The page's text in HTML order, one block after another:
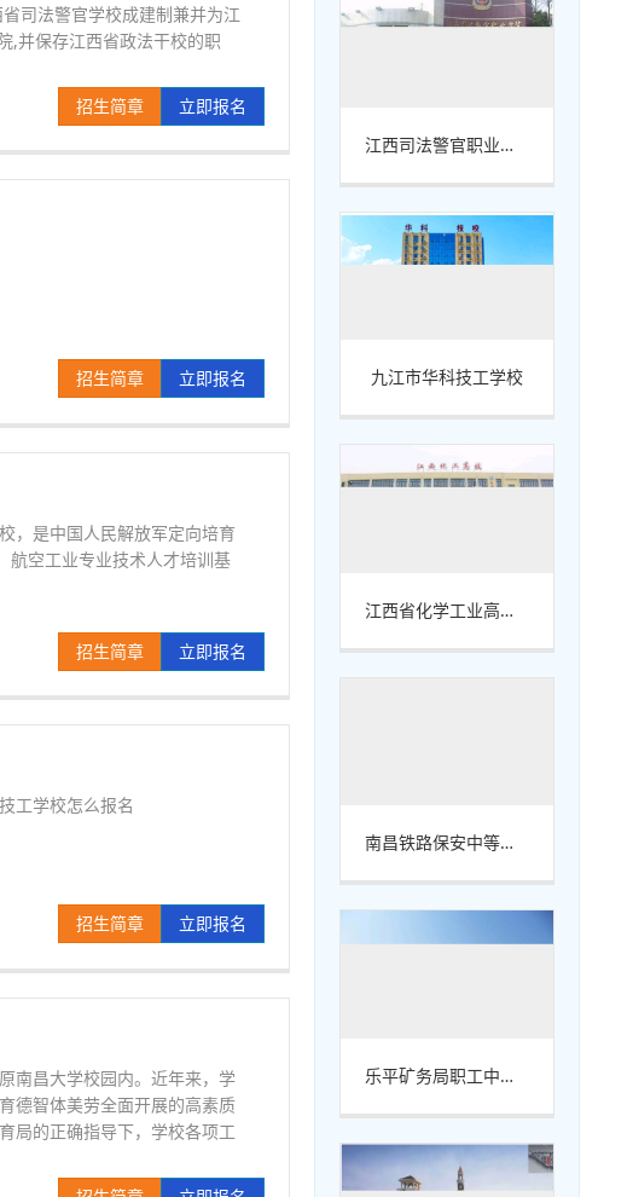
司法警官学校成建制兼并为江
,并保存江西省政法干校的职
招生简章 立即报名
招生简章 立即报名
，是中国人民解放军定向培育
航空工业专业技术人才培训基
招生简章 立即报名
工学校怎么报名
招生简章 立即报名
南昌大学校园内。近年来，学
德智体美劳全面开展的高素质
局的正确指导下，学校各项工
江西司法警官职业学院
九江市华科技工学校
江西省化学工业高级技工学校
南昌铁路保安中等专业学校
乐平矿务局职工中等专业学校